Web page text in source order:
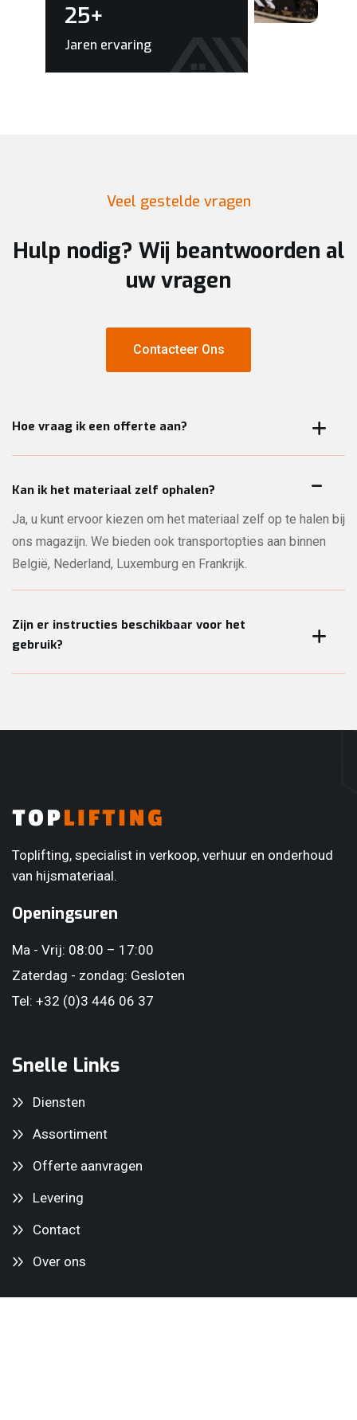
25+
Jaren ervaring
Veel gestelde vragen
Hulp nodig? Wij beantwoorden al
uw vragen
Contacteer Ons
Hoe vraag ik een offerte aan?
info@topwerf.be met zoveel mogelijk info over uw project
of werf: wat u nodig hebt, wanneer, waar en eventueel al een
plannetje of foto. Hoe duidelijker uw vraag, hoe sneller wij u
een prijs kunnen bezorgen!
Kan ik het materiaal zelf ophalen?
Ja, u kunt ervoor kiezen om het materiaal zelf op te halen bij
ons magazijn. We bieden ook transportopties aan binnen
België, Nederland, Luxemburg en Frankrijk.
Zijn er instructies beschikbaar voor het
gebruik?
mee.Loopt u onderweg toch ergens vast? Geen stress –
handleiding op, dan bezorgen we die digitaal.
Toplifting, specialist in verkoop, verhuur en onderhoud
van hijsmateriaal.
Openingsuren
Ma - Vrij: 08:00 – 17:00
Zaterdag - zondag: Gesloten
Tel: +32 (0)3 446 06 37
Snelle Links
Diensten
Assortiment
Offerte aanvragen
Levering
Contact
Over ons